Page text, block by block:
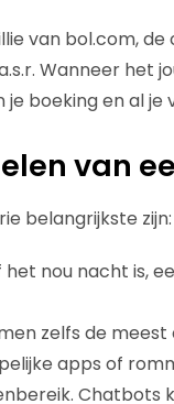
van bol.com,
Wanneer het
boeking en al
van
belangrijkste zijn:
nou nacht is,
zelfs de
apps of
Chatbots